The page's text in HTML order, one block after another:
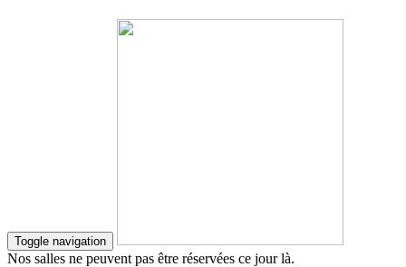
Toggle navigation
Nos salles ne peuvent pas être réservées ce jour là.